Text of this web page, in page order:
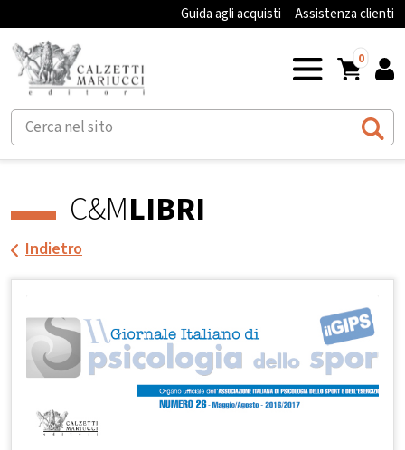
Guida agli acquisti Assistenza clienti
0
C&MLIBRI
Indietro